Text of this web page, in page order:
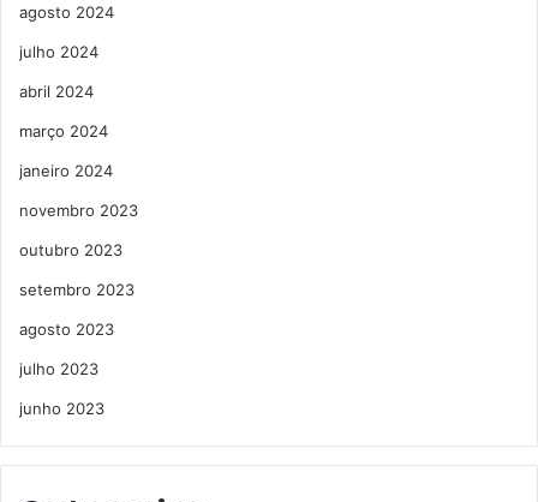
agosto 2024
julho 2024
abril 2024
março 2024
janeiro 2024
novembro 2023
outubro 2023
setembro 2023
agosto 2023
julho 2023
junho 2023